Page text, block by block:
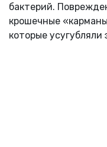
бактерий.
крошечные
которые усугубляли